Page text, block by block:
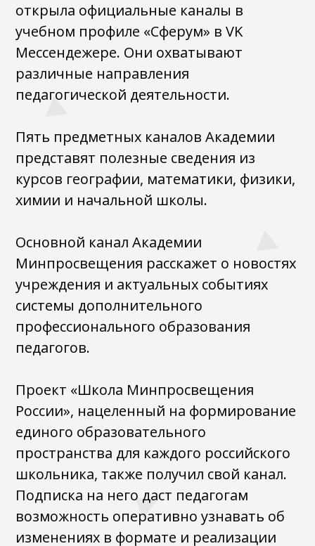
открыла официальные каналы в
учебном профиле «Сферум» в VK
Мессендежере. Они охватывают
различные направления
педагогической деятельности.
Пять предметных каналов Академии
представят полезные сведения из
курсов географии, математики, физики,
химии и начальной школы.
Основной канал Академии
Минпросвещения расскажет о новостях
учреждения и актуальных событиях
системы дополнительного
профессионального образования
педагогов.
Проект «Школа Минпросвещения
России», нацеленный на формирование
единого образовательного
пространства для каждого российского
школьника, также получил свой канал.
Подписка на него даст педагогам
возможность оперативно узнавать об
изменениях в формате и реализации